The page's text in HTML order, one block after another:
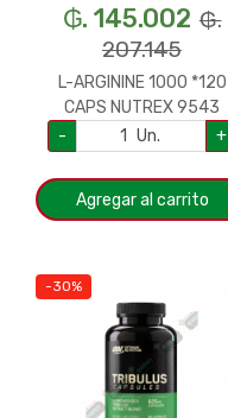
₲. 145.002 ₲.
207.145
L-ARGININE 1000 *120
CAPS NUTREX 9543
-
Un. +
Agregar al carrito
-30%